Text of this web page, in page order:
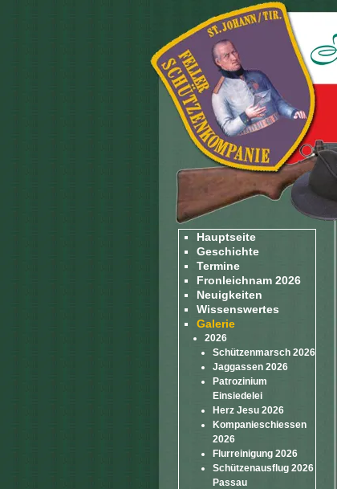
Hauptseite
Geschichte
Termine
Fronleichnam 2026
Neuigkeiten
Wissenswertes
Galerie
2026
Schützenmarsch 2026
Jaggassen 2026
Patrozinium
Einsiedelei
Herz Jesu 2026
Kompanieschiessen
2026
Flurreinigung 2026
Schützenausflug 2026
Passau